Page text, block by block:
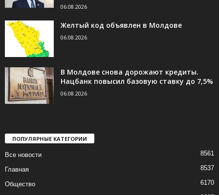
06.08.2026
Желтый код объявлен в Молдове
06.08.2026
В Молдове снова дорожают кредиты.
Нацбанк повысил базовую ставку до 7,5%
06.08.2026
ПОПУЛЯРНЫЕ КАТЕГОРИИ
Все новости 8561
Главная 8537
Общество
6170